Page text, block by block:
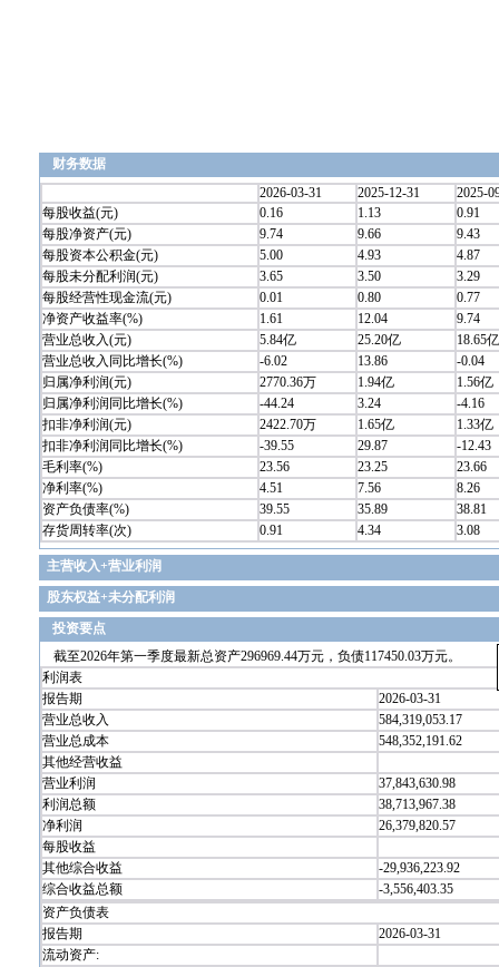
财务数据
2026-03-31
2025-12-31
2025-
每股收益(元)
0.16 1.13
0.91
每股净资产(元)
9.74 9.66
9.43
每股资本公积金(元)
5.00 4.93
4.87
每股未分配利润(元)
3.65 3.50
3.29
每股经营性现金流(元)
0.01 0.80
0.77
净资产收益率(%)
1.61 12.04
9.74
营业总收入(元)
5.84亿 25.20亿
18.65亿
营业总收入同比增长(%)
-6.02 13.86
-0.04
归属净利润(元)
2770.36万 1.94亿
1.56亿
归属净利润同比增长(%)
-44.24 3.24
-4.16
扣非净利润(元)
2422.70万 1.65亿
1.33亿
扣非净利润同比增长(%)
-39.55 29.87
-12.43
毛利率(%)
23.56 23.25
23.66
净利率(%)
4.51 7.56
8.26
资产负债率(%)
39.55 35.89
38.81
存货周转率(次)
0.91 4.34 3.08
主营收入+营业利润
股东权益+未分配利润
投资要点
截至2026年第一季度最新总资产296969.44万元，负债117450.03万元。
利润表
报告期
2026-03-31
营业总收入
584,319,053.17
营业总成本
548,352,191.62
其他经营收益
营业利润
37,843,630.98
利润总额
38,713,967.38
净利润
26,379,820.57
每股收益
其他综合收益
-29,936,223.92
综合收益总额
-3,556,403.35
资产负债表
报告期
2026-03-31
流动资产: